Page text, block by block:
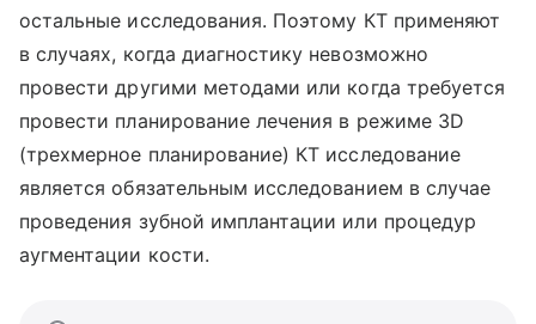
остальные исследования. Поэтому КТ применяют
в случаях, когда диагностику невозможно
провести другими методами или когда требуется
провести планирование лечения в режиме 3D
(трехмерное планирование) КТ исследование
является обязательным исследованием в случае
проведения зубной имплантации или процедур
аугментации кости.